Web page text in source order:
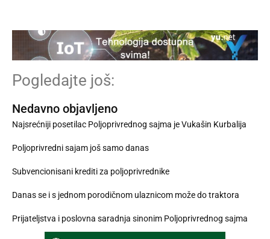
Pogledajte još:
Nedavno objavljeno
Najsrećniji posetilac Poljoprivrednog sajma je Vukašin Kurbalija
Poljoprivredni sajam još samo danas
Subvencionisani krediti za poljoprivrednike
Danas se i s jednom porodičnom ulaznicom može do traktora
Prijateljstva i poslovna saradnja sinonim Poljoprivrednog sajma